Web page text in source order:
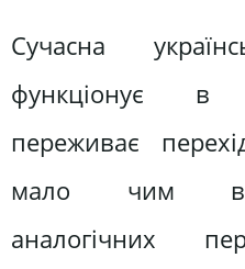
Сучасна
функціонує в
переживає
мало чим
аналогічних